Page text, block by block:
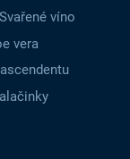
Svařené víno
vera